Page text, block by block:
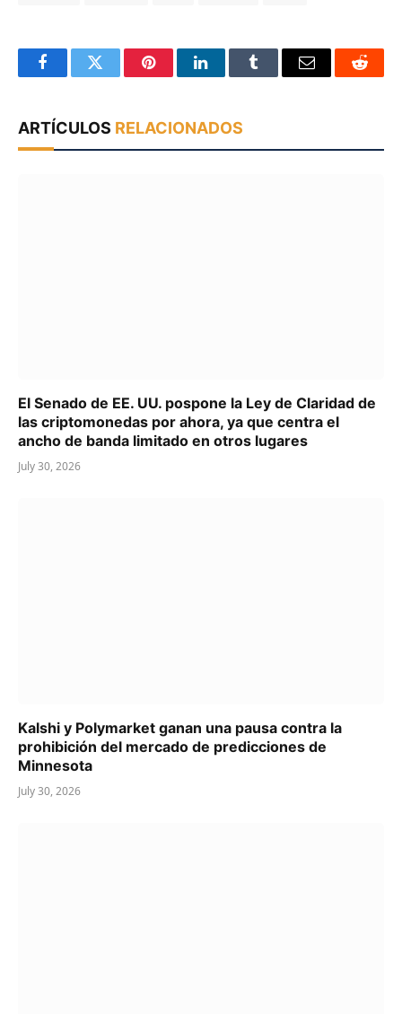
FacebookTwitter PinterestLinkedInTumblr Email Reddit
ARTÍCULOS RELACIONADOS
El Senado de EE. UU. pospone la Ley de Claridad de
las criptomonedas por ahora, ya que centra el
ancho de banda limitado en otros lugares
July 30, 2026
Kalshi y Polymarket ganan una pausa contra la
prohibición del mercado de predicciones de
Minnesota
July 30, 2026